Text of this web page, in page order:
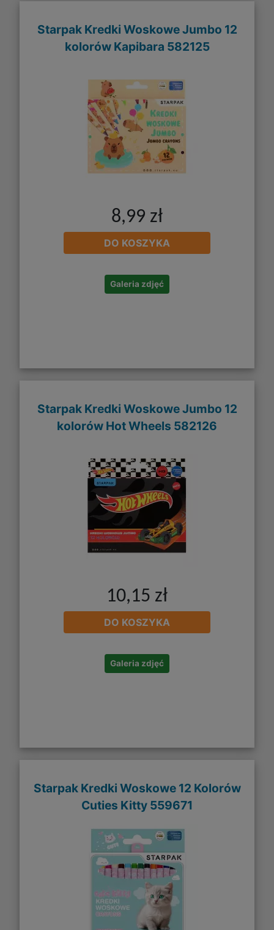
Starpak Kredki Woskowe Jumbo 12
kolorów Kapibara 582125
8,99 zł
DO KOSZYKA
Galeria zdjęć
Starpak Kredki Woskowe Jumbo 12
kolorów Hot Wheels 582126
10,15 zł
DO KOSZYKA
Galeria zdjęć
Starpak Kredki Woskowe 12 Kolorów
Cuties Kitty 559671